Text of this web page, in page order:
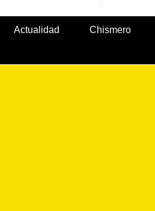
Actualidad Chismero